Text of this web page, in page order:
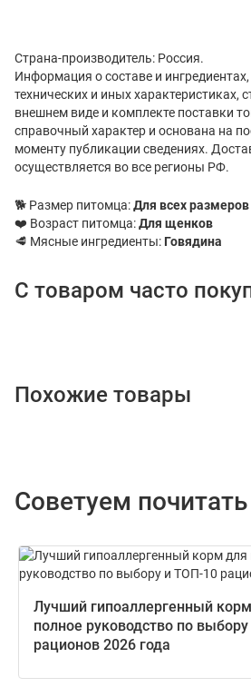
Страна-производитель: Россия.
Информация о составе и
технических и иных характеристиках,
внешнем виде и комплекте поставки
справочный характер и основана на
моменту публикации сведениях.
осуществляется во все регионы РФ.
🐕 Размер питомца:Для всех размеров
❤️ Возраст питомца:Для щенков
🥩 Мясные ингредиенты: Говядина
С товаром часто
Похожие товары
Советуем почитать
Лучший гипоаллергенный
полное руководство по
рационов 2026 года